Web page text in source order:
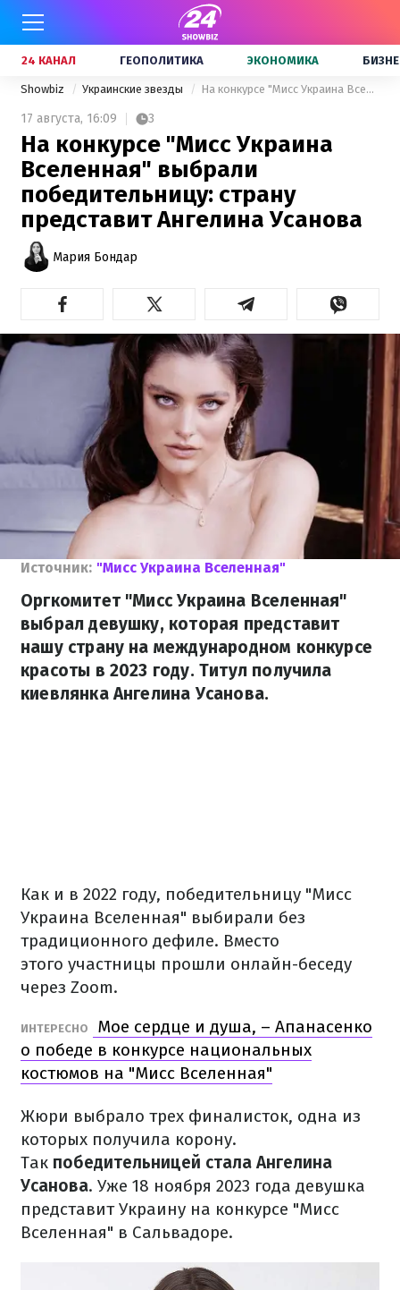
24 КАНАЛ ГЕОПОЛИТИКА ЭКОНОМИКА
Showbiz Украинские звезды На конкурсе "Мисс Украина Вселенная" выбрали победительницу: страну представит Ангелина Усанова
17 августа, 16:09 3
На конкурсе "Мисс Украина
Вселенная" выбрали
победительницу: страну
представит Ангелина Усанова
Мария Бондар
Источник: "Мисс Украина Вселенная"
Оргкомитет "Мисс Украина Вселенная"
выбрал девушку, которая представит
нашу страну на международном конкурсе
красоты в 2023 году. Титул получила
киевлянка Ангелина Усанова.
Как и в 2022 году, победительницу "Мисс
Украина Вселенная" выбирали без
традиционного дефиле. Вместо
этого участницы прошли онлайн-беседу
через Zoom.
ИНТЕРЕСНО
Мое сердце и душа, – Апанасенко
о победе в конкурсе национальных
костюмов на "Мисс Вселенная"
Жюри выбрало трех финалисток, одна из
которых получила корону.
Так победительницей стала Ангелина
Усанова. Уже 18 ноября 2023 года девушка
представит Украину на конкурсе "Мисс
Вселенная" в Сальвадоре.